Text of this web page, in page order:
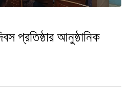
প্রতিষ্ঠার আনুষ্ঠানিক